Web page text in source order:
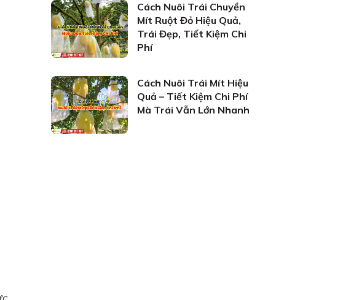
Cách Nuôi Trái Chuyền
Mít Ruột Đỏ Hiệu Quả,
Trái Đẹp, Tiết Kiệm Chi
Phí
Cách Nuôi Trái Mít Hiệu
Quả – Tiết Kiệm Chi Phí
Mà Trái Vẫn Lớn Nhanh